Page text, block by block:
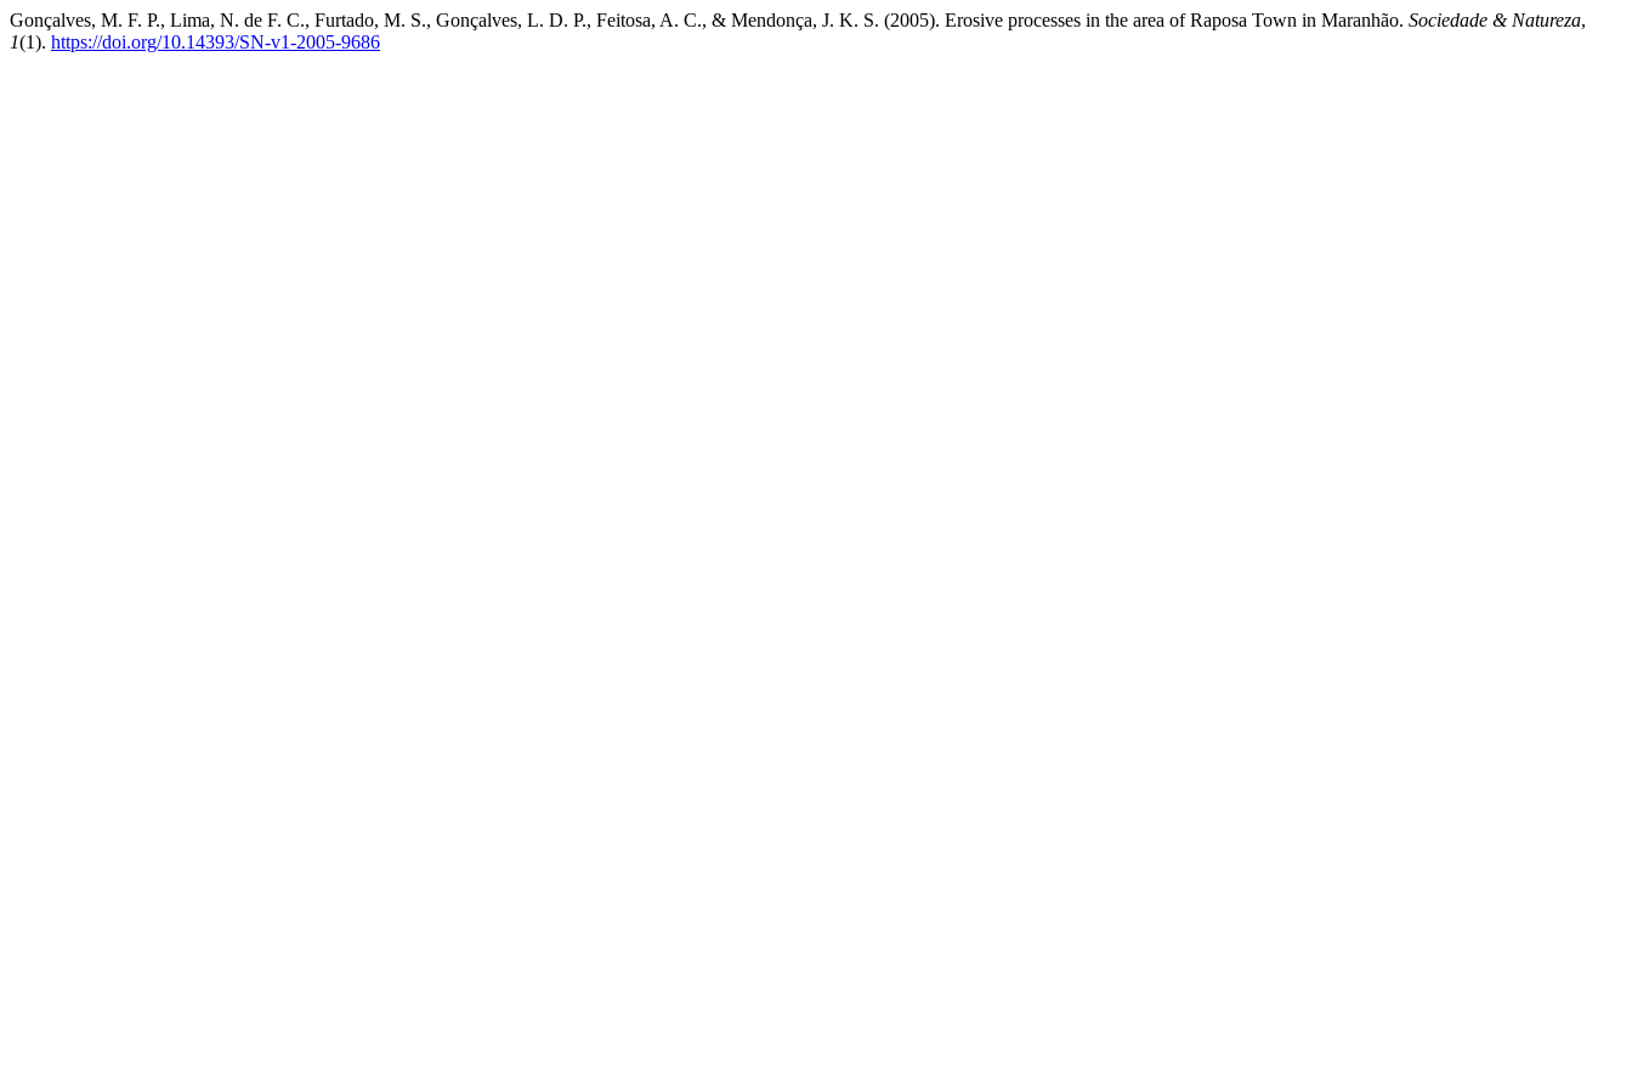
Gonçalves, M. F. P., Lima, N. de F. C., Furtado, M. S., Gonçalves, L. D. P., Feitosa, A. C., & Mendonça, J. K. S. (2005). Erosive processes in the area of Raposa Town in Maranhão. Sociedade & Natureza,
1(1). https://doi.org/10.14393/SN-v1-2005-9686